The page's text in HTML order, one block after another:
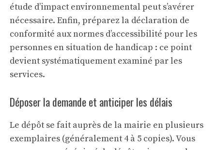
étude d’impact environnemental peut s’avérer
nécessaire. Enfin, préparez la déclaration de
conformité aux normes d’accessibilité pour les
personnes en situation de handicap : ce point
devient systématiquement examiné par les
services.
Déposer la demande et anticiper les délais
Le dépôt se fait auprès de la mairie en plusieurs
exemplaires (généralement 4 à 5 copies). Vous